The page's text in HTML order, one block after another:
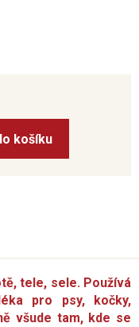
košíku
tele, sele. Používá
pro psy, kočky,
všude tam, kde se